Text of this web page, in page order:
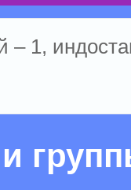
– 1,